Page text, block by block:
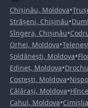
Chișinău, Moldova•
Strășeni, Chișinău•
Sîngera, Chișinău•
Orhei, Moldova•
Șoldănești, Moldova•
Edineț, Moldova•
Costești, Moldova•
Călărași, Moldova•
Cahul, Moldova•